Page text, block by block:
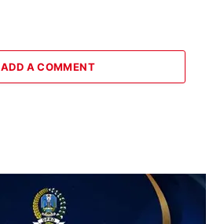
ADD A COMMENT